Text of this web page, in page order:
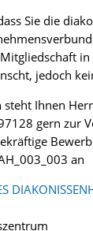
Sie die
jedoch
steht Ihnen
gern zur
an